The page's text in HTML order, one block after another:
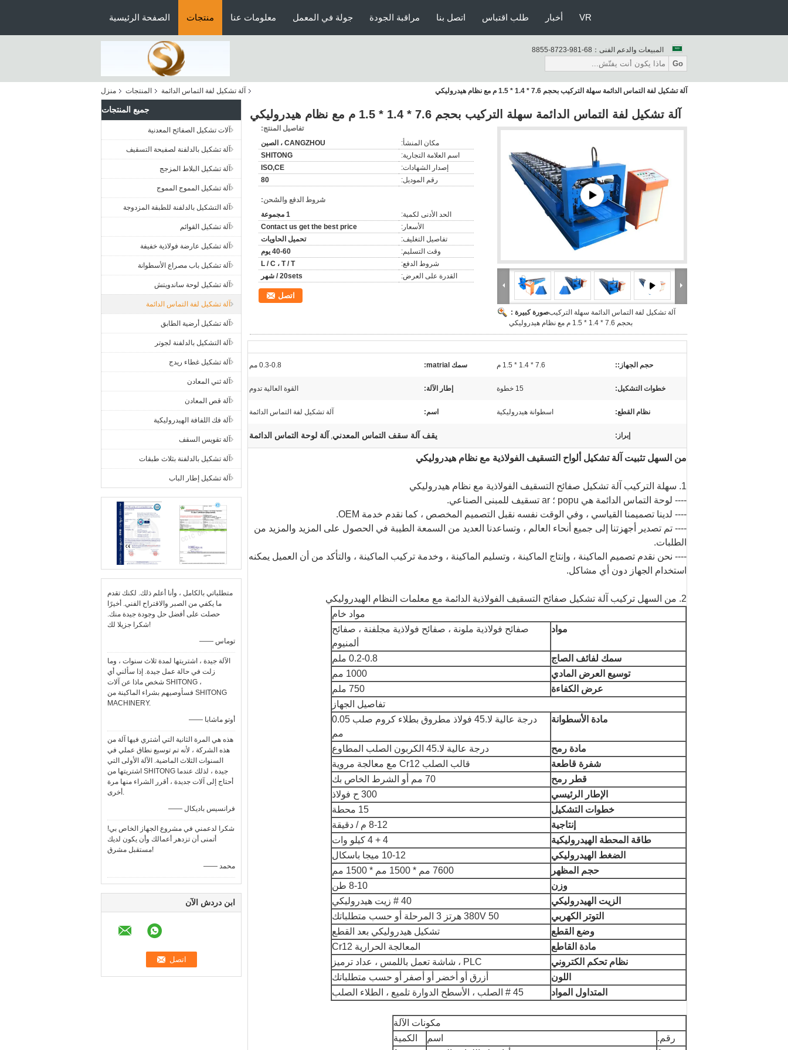
الصفحة الرئيسية منتجات معلومات عنا جولة في المعمل مراقبة الجودة اتصل بنا طلب اقتباس أخبار VR
المبيعات والدعم الفنى： 86-189-3278-5588
Go
منزل المنتجات آلة تشكيل لفة التماس الدائمة آلة تشكيل لفة التماس الدائمة سهلة التركيب بحجم 7.6 * 1.4 * 1.5 م مع نظام هيدروليكي
جميع المنتجات
آلات تشكيل الصفائح المعدنية
آلة تشكيل بالدلفنة لصفيحة التسقيف
آلة تشكيل البلاط المزجج
آلة تشكيل المموج المموج
آلة التشكيل بالدلفنة للطبقة المزدوجة
آلة تشكيل القوائم
آلة تشكيل عارضة فولاذية خفيفة
آلة تشكيل باب مصراع الأسطوانة
آلة تشكيل لوحة ساندويتش
آلة تشكيل لفة التماس الدائمة
آلة تشكيل أرضية الطابق
آلة التشكيل بالدلفنة لجوتر
آلة تشكيل غطاء ريدج
آلة ثني المعادن
آلة قص المعادن
آلة فك اللفافة الهيدروليكية
آلة تقويس السقف
آلة تشكيل بالدلفنة بثلاث طبقات
آلة تشكيل إطار الباب
متطلباتي بالكامل ، وأنا أعلم ذلك. لكنك تقدم
ما يكفي من الصبر والاقتراح الفني. أخيرًا
حصلت على أفضل حل وجودة جيدة منك.
شكرا جزيلا لك!
—— توماس
الآلة جيدة ، اشتريتها لمدة ثلاث سنوات ، وما
زلت في حالة عمل جيدة. إذا سألني أي
شخص ماذا عن آلات SHITONG ،
فسأوصيهم بشراء الماكينة من SHITONG
MACHINERY.
—— أوتو ماشابا
هذه هي المرة الثانية التي أشتري فيها آلة من
هذه الشركة ، لأنه تم توسيع نطاق عملي في
السنوات الثلاث الماضية. الآلة الأولى التي
اشتريتها من SHITONG جيدة ، لذلك عندما
أحتاج إلى آلات جديدة ، أقرر الشراء منها مرة
أخرى.
—— فرانسيس باديكال
شكرا لدعمني في مشروع الجهاز الخاص بي!
أتمنى أن تزدهر أعمالك وأن يكون لديك
مستقبل مشرق!
—— محمد
ابن دردش الآن
آلة تشكيل لفة التماس الدائمة سهلة التركيب بحجم 7.6 * 1.4 * 1.5 م مع نظام هيدروليكي
صورة كبيرة :آلة تشكيل لفة التماس الدائمة سهلة التركيب
بحجم 7.6 * 1.4 * 1.5 م مع نظام هيدروليكي
تفاصيل المنتج:
مكان المنشأ:
CANGZHOU ، الصين
اسم العلامة التجارية:
SHITONG
إصدار الشهادات:
ISO,CE
رقم الموديل:
80
شروط الدفع والشحن:
الحد الأدنى لكمية:
1 مجموعة
الأسعار:
Contact us get the best price
تفاصيل التغليف:
تحميل الحاويات
وقت التسليم:
40-60 يوم
شروط الدفع:
L / C ، T / T
القدرة على العرض:
20sets / شهر
اتصل
حجم الجهاز:: 7.6 * 1.4 * 1.5 م سمك matrial: 0.3-0.8 مم
خطوات التشكيل: 15 خطوة إطار الآلة: القوة العالية تدوم
نظام القطع: اسطوانة هيدروليكية اسم: آلة تشكيل لفة التماس الدائمة
إبراز: يقف آلة سقف التماس المعدني, آلة لوحة التماس الدائمة
من السهل تثبيت آلة تشكيل ألواح التسقيف الفولاذية مع نظام هيدروليكي
1. سهلة التركيب آلة تشكيل صفائح التسقيف الفولاذية مع نظام هيدروليكي
---- لوحة التماس الدائمة هي popu ؛ ar تسقيف للمبنى الصناعي.
---- لدينا تصميمنا القياسي ، وفي الوقت نفسه نقبل التصميم المخصص ، كما نقدم خدمة OEM.
---- تم تصدير أجهزتنا إلى جميع أنحاء العالم ، وتساعدنا العديد من السمعة الطيبة في الحصول على المزيد والمزيد من
الطلبات.
---- نحن نقدم تصميم الماكينة ، وإنتاج الماكينة ، وتسليم الماكينة ، وخدمة تركيب الماكينة ، والتأكد من أن العميل يمكنه
استخدام الجهاز دون أي مشاكل.
2. من السهل تركيب آلة تشكيل صفائح التسقيف الفولاذية الدائمة مع معلمات النظام الهيدروليكي
مواد خام
مواد
صفائح فولاذية ملونة ، صفائح فولاذية مجلفنة ، صفائح
ألمنيوم
سمك لفائف الصاج
0.2-0.8 ملم
توسيع العرض المادي
1000 مم
عرض الكفاءة
750 ملم
تفاصيل الجهاز
مادة الأسطوانة
درجة عالية لا.45 فولاذ مطروق بطلاء كروم صلب 0.05
مم
مادة رمح
درجة عالية لا.45 الكربون الصلب المطاوع
شفرة قاطعة
قالب الصلب Cr12 مع معالجة مروية
قطر رمح
70 مم أو الشرط الخاص بك
الإطار الرئيسي
300 ح فولاذ
خطوات التشكيل
15 محطة
إنتاجية
8-12 م / دقيقة
طاقة المحطة الهيدروليكية
4 + 4 كيلو وات
الضغط الهيدروليكي
10-12 ميجا باسكال
حجم المظهر
7600 مم * 1500 مم * 1500 مم
وزن
8-10 طن
الزيت الهيدروليكي
40 # زيت هيدروليكي
التوتر الكهربي
380V 50 هرتز 3 المرحلة أو حسب متطلباتك
وضع القطع
تشكيل هيدروليكي بعد القطع
مادة القاطع
المعالجة الحرارية Cr12
نظام تحكم الكتروني
PLC ، شاشة تعمل باللمس ، عداد ترميز
اللون
أزرق أو أخضر أو ​​أصفر أو حسب متطلباتك
المتداول المواد
45 # الصلب ، الأسطح الدوارة تلميع ، الطلاء الصلب
مكونات الآلة
رقم.
اسم
الكمية